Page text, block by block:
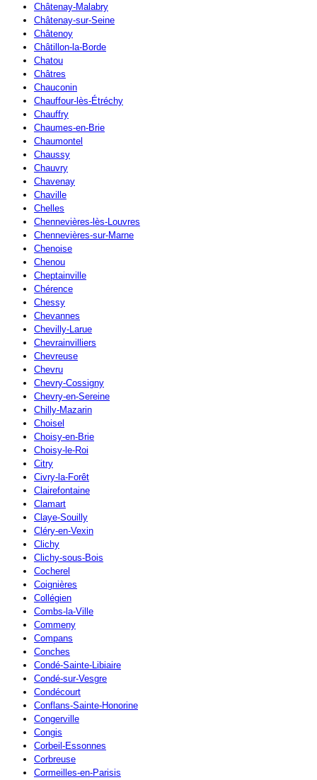
Châtenay-Malabry
Châtenay-sur-Seine
Châtenoy
Châtillon-la-Borde
Chatou
Châtres
Chauconin
Chauffour-lès-Étréchy
Chauffry
Chaumes-en-Brie
Chaumontel
Chaussy
Chauvry
Chavenay
Chaville
Chelles
Chennevières-lès-Louvres
Chennevières-sur-Marne
Chenoise
Chenou
Cheptainville
Chérence
Chessy
Chevannes
Chevilly-Larue
Chevrainvilliers
Chevreuse
Chevru
Chevry-Cossigny
Chevry-en-Sereine
Chilly-Mazarin
Choisel
Choisy-en-Brie
Choisy-le-Roi
Citry
Civry-la-Forêt
Clairefontaine
Clamart
Claye-Souilly
Cléry-en-Vexin
Clichy
Clichy-sous-Bois
Cocherel
Coignières
Collégien
Combs-la-Ville
Commeny
Compans
Conches
Condé-Sainte-Libiaire
Condé-sur-Vesgre
Condécourt
Conflans-Sainte-Honorine
Congerville
Congis
Corbeil-Essonnes
Corbreuse
Cormeilles-en-Parisis